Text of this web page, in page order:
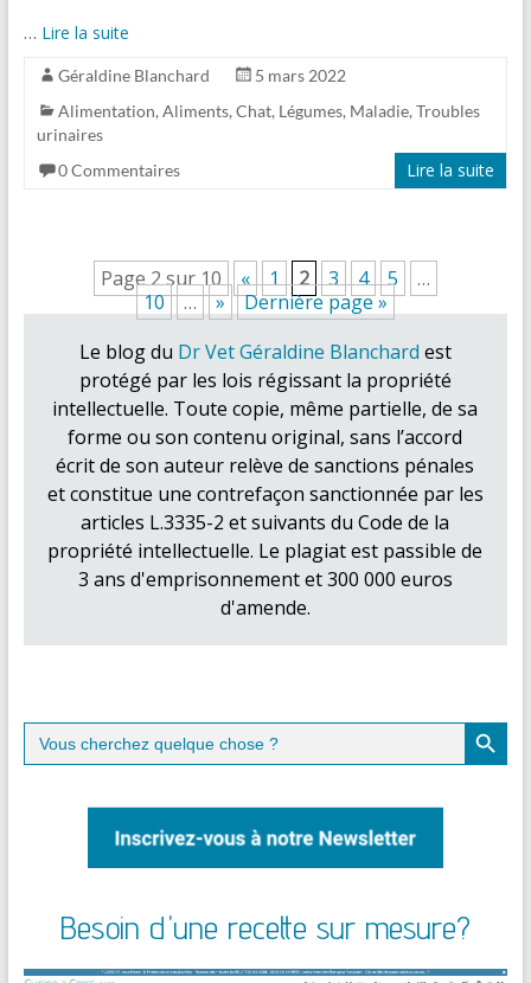
… Lire la suite
Géraldine Blanchard
5 mars 2022
Alimentation, Aliments, Chat, Légumes, Maladie, Troubles
urinaires
0 Commentaires
Lire la suite
Page 2 sur 10 « 1 2 3 4 5
…
10
… »
Dernière page »
Le blog du Dr Vet Géraldine Blanchard est
protégé par les lois régissant la propriété
intellectuelle. Toute copie, même partielle, de sa
forme ou son contenu original, sans l’accord
écrit de son auteur relève de sanctions pénales
et constitue une contrefaçon sanctionnée par les
articles L.3335-2 et suivants du Code de la
propriété intellectuelle. Le plagiat est passible de
3 ans d'emprisonnement et 300 000 euros
d'amende.
Search
for:
Search Button
Besoin d'une recette sur mesure?